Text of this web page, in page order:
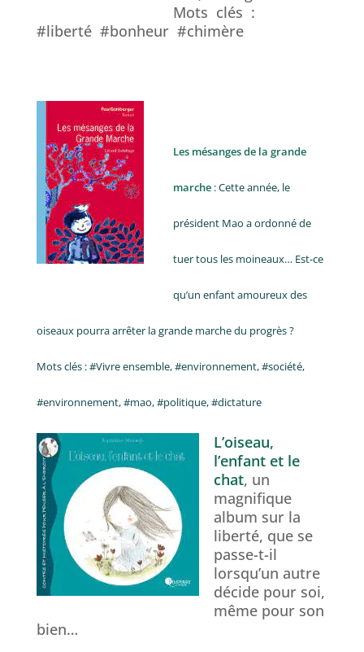
Mots clés :
#liberté #bonheur #chimère
Les mésanges de la grande
marche: Cette année, le
président Mao a ordonné de
tuer tous les moineaux… Est-ce
qu’un enfant amoureux des
oiseaux pourra arrêter la grande marche du progrès ?
Mots clés : #Vivre ensemble, #environnement, #société,
#environnement, #mao, #politique, #dictature
L’oiseau,
l’enfant et le
chat, un
magnifique
album sur la
liberté, que se
passe-t-il
lorsqu’un autre
décide pour soi,
même pour son
bien…